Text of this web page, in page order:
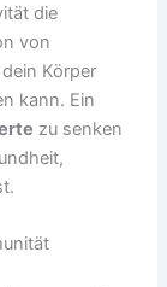
die
von
Körper
kann. Ein
zu senken